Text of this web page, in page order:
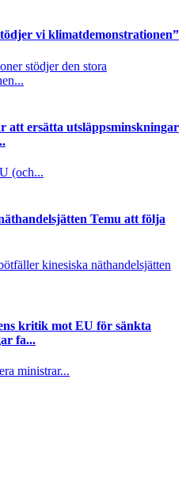
vi klimatdemonstrationen”
stödjer den stora
att ersätta utsläppsminskningar
(och...
Temu att följa
kinesiska näthandelsjätten
kritik mot EU för sänkta
fa...
ministrar...